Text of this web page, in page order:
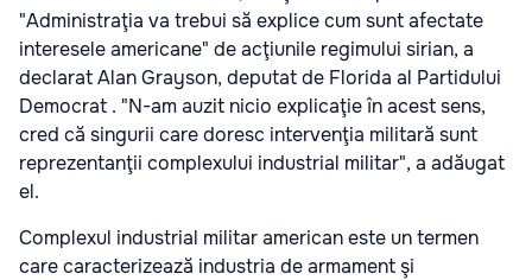
"Administraţia va trebui să explice cum sunt afectate
interesele americane" de acţiunile regimului sirian, a
declarat Alan Grayson, deputat de Florida al Partidului
Democrat . "N-am auzit nicio explicaţie în acest sens,
cred că singurii care doresc intervenţia militară sunt
reprezentanţii complexului industrial militar", a adăugat
el.
Complexul industrial militar american este un termen
care caracterizează industria de armament şi